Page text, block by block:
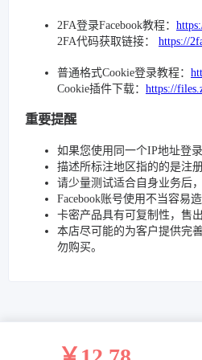
2FA登录Facebook教程：
2FA代码获取链接： https://
普通格式Cookie登录教程：
Cookie插件下载： https://
重要提醒
如果您使用同一个IP地址登
描述所标注地区指的的是注
请少量测试适合自身业务后
Facebook账号使用不当容易
卡密产品具有可复制性，售
本店尽可能的为客户提供完
勿购买。